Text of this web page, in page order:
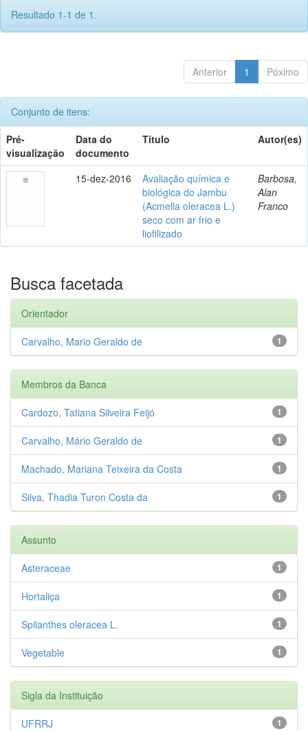
Resultado 1-1 de 1.
Anterior 1 Póximo
Conjunto de itens:
Pré-
visualização
Data do
documento
Título Autor(es)
15-dez-2016
Avaliação química e
biológica do Jambu
(Acmella oleracea L.)
seco com ar frio e
liofilizado
Barbosa,
Alan
Franco
Busca facetada
Orientador
1
Carvalho, Mario Geraldo de
Membros da Banca
1
Cardozo, Tatiana Silveira Feijó
1
Carvalho, Mário Geraldo de
1
Machado, Mariana Teixeira da Costa
1
Silva, Thadia Turon Costa da
Assunto
1
Asteraceae
1
Hortaliça
1
Spilanthes oleracea L.
1
Vegetable
Sigla da Instituição
1
UFRRJ